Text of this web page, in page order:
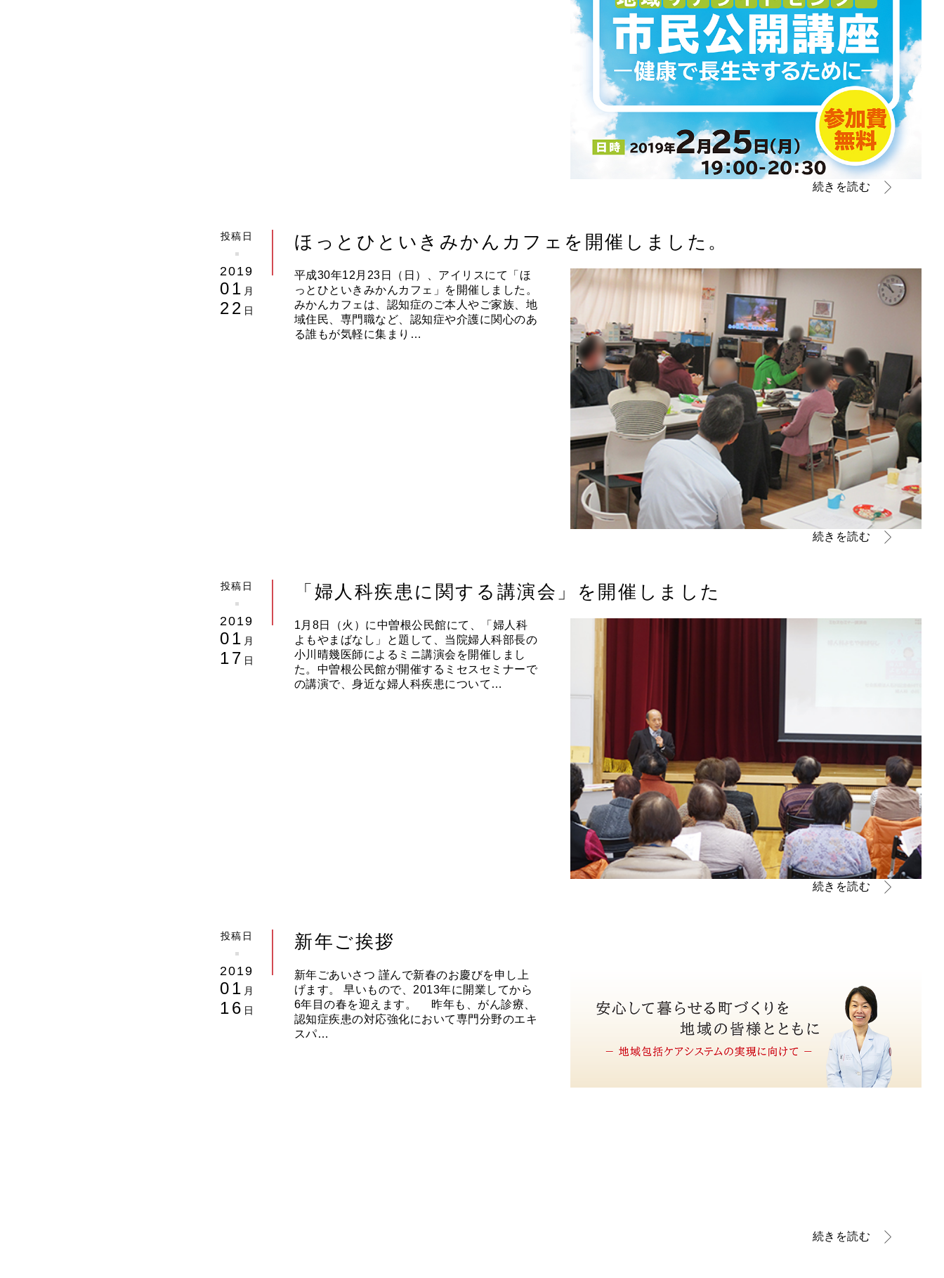
続きを読む
投稿日
2019
01 月
22 日
ほっとひといきみかんカフェを開催しました。
平成30年12月23日（日）、アイリスにて「ほ
っとひといきみかんカフェ」を開催しました。
みかんカフェは、認知症のご本人やご家族、地
域住民、専門職など、認知症や介護に関心のあ
る誰もが気軽に集まり…
続きを読む
投稿日
2019
01 月
17 日
「婦人科疾患に関する講演会」を開催しました
1月8日（火）に中曽根公民館にて、「婦人科
よもやまばなし」と題して、当院婦人科部長の
小川晴幾医師によるミニ講演会を開催しまし
た。中曽根公民館が開催するミセスセミナーで
の講演で、身近な婦人科疾患について…
続きを読む
投稿日
2019
01 月
16 日
新年ご挨拶
新年ごあいさつ 謹んで新春のお慶びを申し上
げます。 早いもので、2013年に開業してから
6年目の春を迎えます。 昨年も、がん診療、
認知症疾患の対応強化において専門分野のエキ
スパ…
続きを読む